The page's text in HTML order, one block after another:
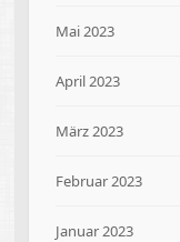
Mai 2023
April 2023
März 2023
Februar 2023
Januar 2023